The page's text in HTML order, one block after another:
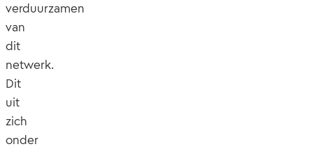
verduurzamen
van
dit
netwerk.
Dit
uit
zich
onder